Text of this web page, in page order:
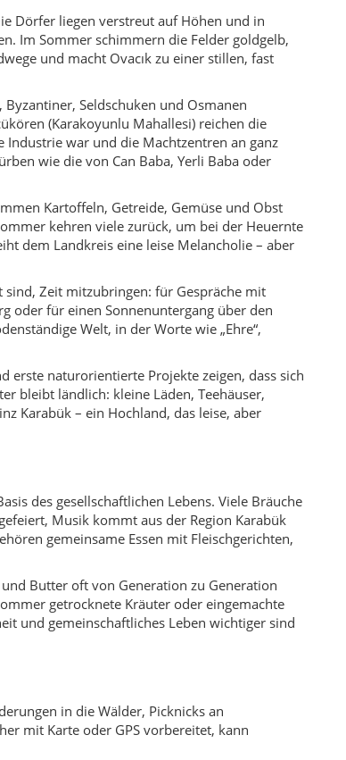
sind, Zeit mitzubringen: für Gespräche mit
oder für einen Sonnenuntergang über den
Welt, in der Worte wie „Ehre“,
naturorientierte Projekte zeigen, dass sich
bleibt ländlich: kleine Läden, Teehäuser,
Karabük – ein Hochland, das leise, aber
des gesellschaftlichen Lebens. Viele Bräuche
Musik kommt aus der Region Karabük
gemeinsame Essen mit Fleischgerichten,
Butter oft von Generation zu Generation
getrocknete Kräuter oder eingemachte
und gemeinschaftliches Leben wichtiger sind
in die Wälder, Picknicks an
mit Karte oder GPS vorbereitet, kann
Boyalı.
mehrmals täglich verkehren. Die Straßen
Tank und Proviant sollten nicht im letzten
von Sport- und Jugendcamps. Wer
Karte auf dem Handy ist empfehlenswert,